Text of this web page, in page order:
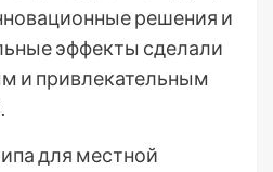
решения и
эффекты сделали
и привлекательным
для местной